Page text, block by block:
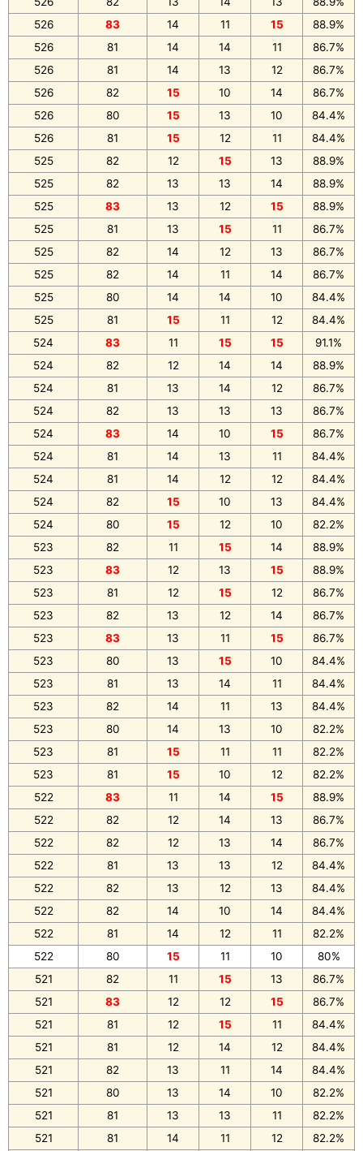
526
83 14 11 15
88.9%
526
81 14 14 11
86.7%
526
81 14 13 12
86.7%
526
82 15 10 14
86.7%
526
80 15 13 10
84.4%
526
81 15 12 11
84.4%
525
82 12 15 13
88.9%
525
82 13 13 14
88.9%
525
83 13 12 15
88.9%
525
81 13 15 11
86.7%
525
82 14 12 13
86.7%
525
82 14 11 14
86.7%
525
80 14 14 10
84.4%
525
81 15 11 12
84.4%
524
83 11 15 15
91.1%
524
82 12 14 14
88.9%
524
81 13 14 12
86.7%
524
82 13 13 13
86.7%
524
83 14 10 15
86.7%
524
81 14 13 11
84.4%
524
81 14 12 12
84.4%
524
82 15 10 13
84.4%
524
80 15 12 10
82.2%
523
82 11 15 14
88.9%
523
83 12 13 15
88.9%
523
81 12 15 12
86.7%
523
82 13 12 14
86.7%
523
83 13 11 15
86.7%
523
80 13 15 10
84.4%
523
81 13 14 11
84.4%
523
82 14 11 13
84.4%
523
80 14 13 10
82.2%
523
81 15 11 11
82.2%
523
81 15 10 12
82.2%
522
83 11 14 15
88.9%
522
82 12 14 13
86.7%
522
82 12 13 14
86.7%
522
81 13 13 12
84.4%
522
82 13 12 13
84.4%
522
82 14 10 14
84.4%
522
81 14 12 11
82.2%
522
80 15 11 10
80%
521
82 11 15 13
86.7%
521
83 12 12 15
86.7%
521
81 12 15 11
84.4%
521
81 12 14 12
84.4%
521
82 13 11 14
84.4%
521
80 13 14 10
82.2%
521
81 13 13 11
82.2%
521
81 14 11 12
82.2%